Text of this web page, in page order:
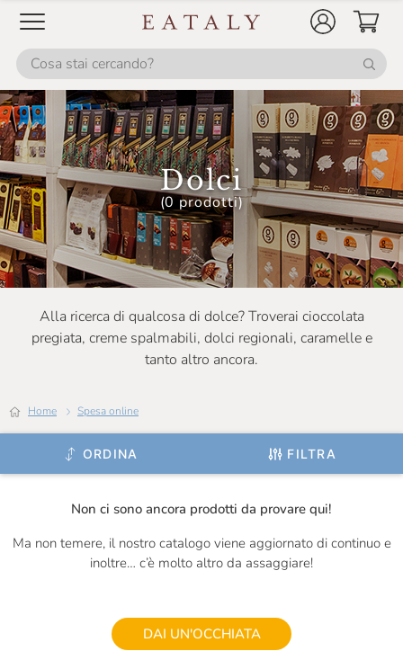
Dolci
(0 prodotti)
Alla ricerca di qualcosa di dolce? Troverai cioccolata
pregiata, creme spalmabili, dolci regionali, caramelle e
tanto altro ancora.
Home Spesa online
ORDINA FILTRA
Golosi Di Salute
Grondona
Guido Gobino
L'Arcolaio
La Finestra Sul Cielo
La Panetteria Di Eataly
La Talpina
Leone
Lesaffre
Maison Nocciola Piemonte
Majani
Mamma Mia
Mondo Di Laura
Officina Nobili Bontà
Non ci sono ancora prodotti da provare qui!
Ma non temere, il nostro catalogo viene aggiornato di continuo e
inoltre… c’è molto altro da assaggiare!
DAI UN'OCCHIATA